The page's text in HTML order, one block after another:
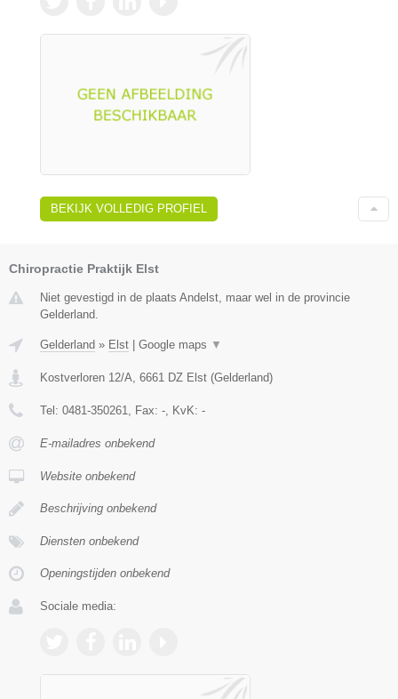
BEKIJK VOLLEDIG PROFIEL
Chiropractie Praktijk Elst
Niet gevestigd in de plaats Andelst, maar wel in de provincie
Gelderland.
Gelderland » Elst | Google maps ▼
Kostverloren 12/A 6661 DZ Elst (Gelderland)
Tel: 0481-350261 , Fax: - , KvK: -
E-mailadres onbekend
Website onbekend
Beschrijving onbekend
Diensten onbekend
Openingstijden onbekend
Sociale media: